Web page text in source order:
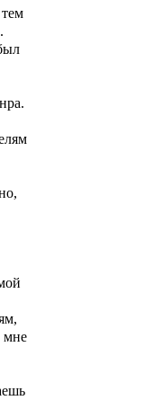
мне